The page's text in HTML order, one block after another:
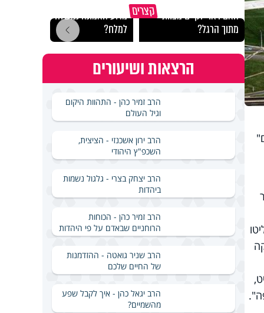
קצרים האם ראוי לקיים מצוות
מתוך הרגל?
מדוע האמונה נמשלה
למלח?
הרצאות ושיעורים
הרב זמיר כהן - התהוות היקום
וגיל העולם
הרב ירון אשכנזי - הציצית,
השכפ"ץ היהודי
הרב יצחק בצרי - גלגול נשמות
ביהדות
הרב זמיר כהן - הכוחות
הרוחניים שבאדם על פי היהדות
הרב שניר גואטה - ההזדמנות
של החיים שלכם
הרב יגאל כהן - איך לקבל שפע
מהשמיים?